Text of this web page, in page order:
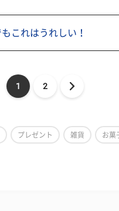
これはうれしい！
1 2
プレゼント 雑貨 お菓